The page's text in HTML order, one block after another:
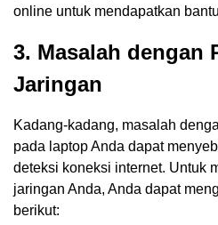
online untuk mendapatkan
3. Masalah dengan
Jaringan
Kadang-kadang, masalah
pada laptop Anda dapat
deteksi koneksi internet. Untuk
jaringan Anda, Anda dapat
berikut: